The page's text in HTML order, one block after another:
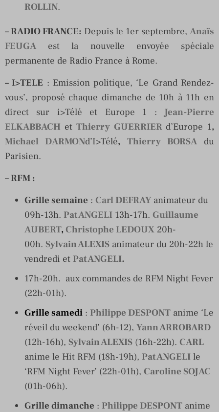
ROLLIN.
– RADIO FRANCE: Depuis le 1er septembre, Anaïs
FEUGA est la nouvelle envoyée spéciale
permanente de Radio France à Rome.
– I>TELE : Emission politique, ‘Le Grand Rendez-
vous’, proposé chaque dimanche de 10h à 11h en
direct sur i>Télé et Europe 1 : Jean-Pierre
ELKABBACH etThierry GUERRIER d’Europe 1,
Michael DARMONd’I>Télé, Thierry BORSAdu
Parisien.
– RFM :
Grille semaine : Carl DEFRAY animateur du
09h-13h. Pat ANGELI 13h-17h. Guillaume
AUBERT, Christophe LEDOUX 20h-
00h. Sylvain ALEXIS animateur du 20h-22h le
vendredi et Pat ANGELI.
17h-20h. aux commandes de RFM Night Fever
(22h-01h).
Grille samedi : Philippe DESPONT anime ‘Le
réveil du weekend’ (6h-12), Yann ARROBARD
(12h-16h), Sylvain ALEXIS (16h-22h). CARL
anime le Hit RFM (18h-19h), Pat ANGELI le
‘RFM Night Fever’ (22h-01h), Caroline SOJAC
(01h-06h).
Grille dimanche : Philippe DESPONT anime